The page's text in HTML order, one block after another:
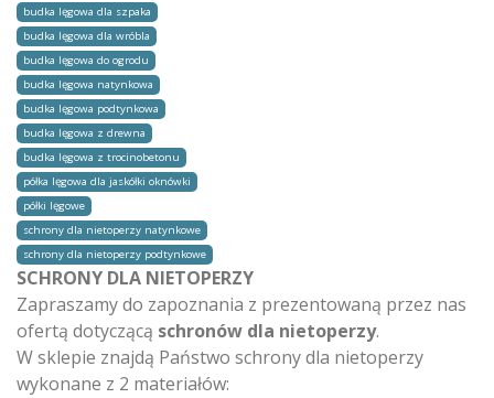
budka lęgowa dla szpaka
budka lęgowa dla wróbla
budka lęgowa do ogrodu
budka lęgowa natynkowa
budka lęgowa podtynkowa
budka lęgowa z drewna
budka lęgowa z trocinobetonu
półka lęgowa dla jaskółki oknówki
półki lęgowe
schrony dla nietoperzy natynkowe
schrony dla nietoperzy podtynkowe
SCHRONY DLA NIETOPERZY
Zapraszamy do zapoznania z prezentowaną przez nas
ofertą dotyczącą schronów dla nietoperzy.
W sklepie znajdą Państwo schrony dla nietoperzy
wykonane z 2 materiałów: